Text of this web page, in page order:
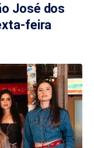
José dos
feira